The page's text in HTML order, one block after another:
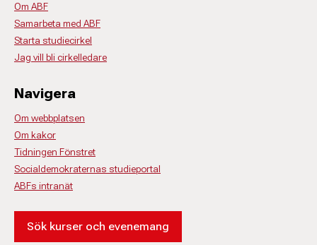
Om ABF
Samarbeta med ABF
Starta studiecirkel
Jag vill bli cirkelledare
Navigera
Om webbplatsen
Om kakor
Tidningen Fönstret
Socialdemokraternas studieportal
ABFs intranät
Sök kurser och evenemang